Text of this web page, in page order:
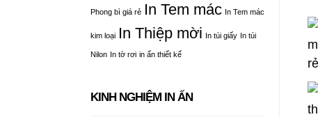
Phong bì giá rẻ In Tem mác In Tem mác
kim loại In Thiệp mời In túi giấy In túi
Nilon In tờ rơi in ấn thiết kế
KINH NGHIỆM IN ẤN